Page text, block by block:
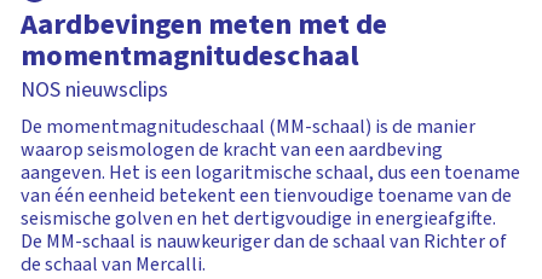
Aardbevingen meten met de
momentmagnitudeschaal
NOS nieuwsclips
De momentmagnitudeschaal (MM-schaal) is de manier
waarop seismologen de kracht van een aardbeving
aangeven. Het is een logaritmische schaal, dus een toename
van één eenheid betekent een tienvoudige toename van de
seismische golven en het dertigvoudige in energieafgifte.
De MM-schaal is nauwkeuriger dan de schaal van Richter of
de schaal van Mercalli.